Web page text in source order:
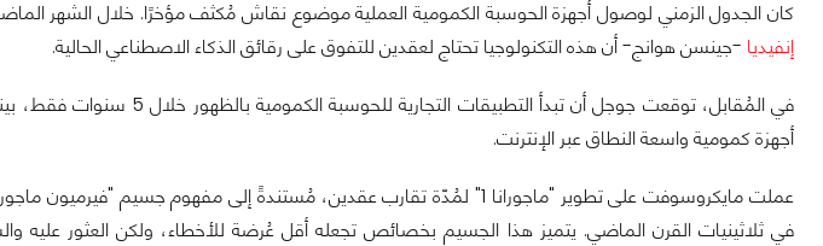
كان الجدول الزمني لوصول أجهزة الحوسبة الكمومية العملية موضوع نقاش مُكثف مؤخرًا. خلال الشهر
إنفيديا -جينسن هوانج- أن هذه التكنولوجيا تحتاج لعقدين للتفوق على رقائق الذكاء الاصطناعي الحالية.
في المُقابل، توقعت جوجل أن تبدأ التطبيقات التجارية للحوسبة الكمومية بالظهور خلال 5 سنوات فقط، بينما
أجهزة كمومية واسعة النطاق عبر الإنترنت.
عملت مايكروسوفت على تطوير "ماجورانا 1" لمُدّة تقارب عقدين، مُستندةً إلى مفهوم جسيم
في ثلاثينيات القرن الماضي. يتميز هذا الجسيم بخصائص تجعله أقل عُرضة للأخطاء، ولكن العثور عليه